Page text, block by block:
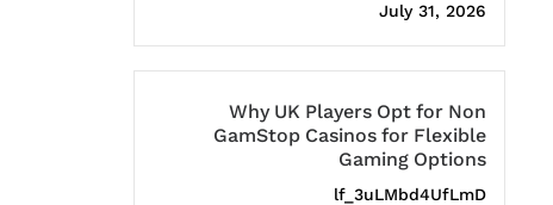
July 31, 2026
Why UK Players Opt for Non
GamStop Casinos for Flexible
Gaming Options
lf_3uLMbd4UfLmD